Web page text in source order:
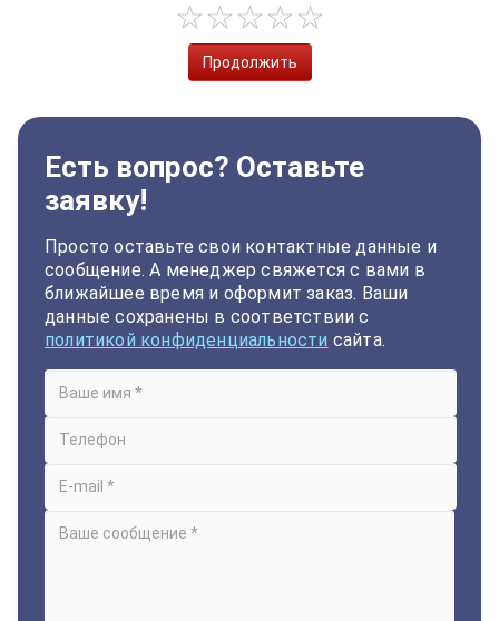
Продолжить
Есть вопрос? Оставьте
заявку!
Просто оставьте свои контактные данные и
сообщение. А менеджер свяжется с вами в
ближайшее время и оформит заказ. Ваши
данные сохранены в соответствии с
политикой конфиденциальности сайта.